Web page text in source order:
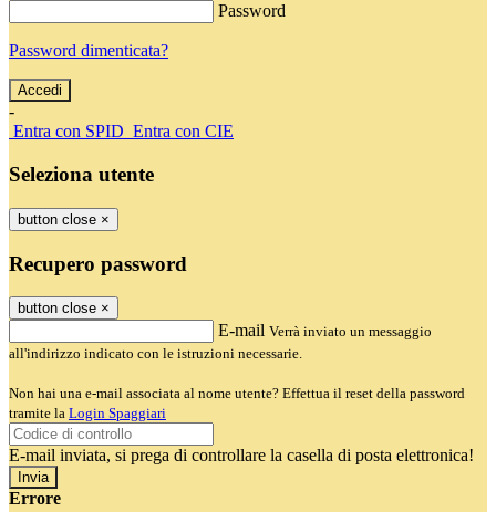
Password
Password dimenticata?
-
Entra con SPID Entra con CIE
Seleziona utente
button close ×
Recupero password
button close ×
E-mail Verrà inviato un messaggio
all'indirizzo indicato con le istruzioni necessarie.
Non hai una e-mail associata al nome utente? Effettua il reset della password
tramite la Login Spaggiari
E-mail inviata, si prega di controllare la casella di posta elettronica!
Errore